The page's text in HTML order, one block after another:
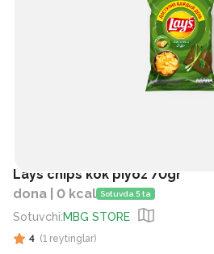
Lays chips kok piyoz 70gr
dona | 0 kcal Sotuvda 5 ta
Sotuvchi:MBG STORE
4 (1 reytinglar)